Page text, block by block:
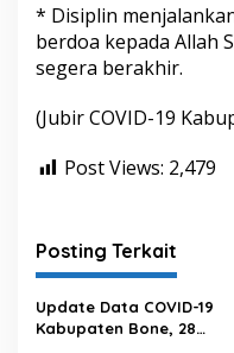
* Disiplin
berdoa kepada Allah
segera berakhir.
(Jubir COVID-19
Post Views: 2,479
Posting Terkait
Update Data COVID-19
Kabupaten Bone, 28